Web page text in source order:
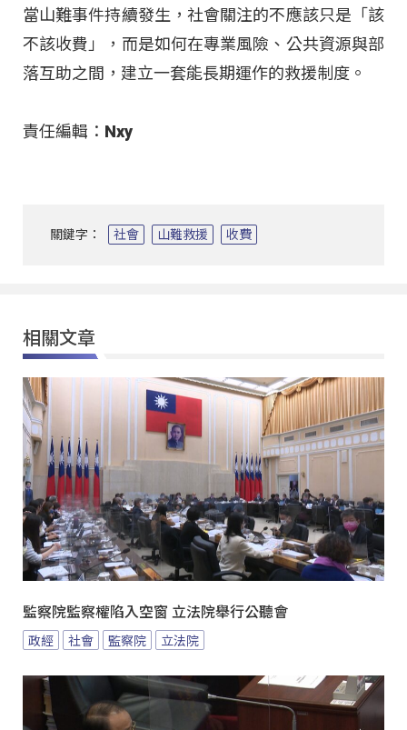
當山難事件持續發生，社會關注的不應該只是「該
不該收費」，而是如何在專業風險、公共資源與部
落互助之間，建立一套能長期運作的救援制度。
責任編輯：Nxy
關鍵字： 社會 山難救援 收費
相關文章
監察院監察權陷入空窗 立法院舉行公聽會
政經 社會 監察院 立法院